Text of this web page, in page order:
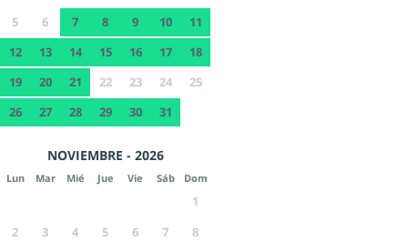
5
6 7 8 9 10
11
12
13 14 15 16 17
18
19
20 21 22 23 24
25
26
27 28 29 30 31
NOVIEMBRE - 2026
Lun Mar Mié Jue Vie Sáb Dom
1
2
3 4 5 6 7
8